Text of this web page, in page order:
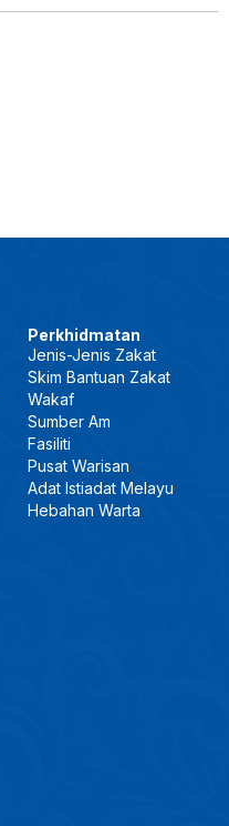
Perkhidmatan
Jenis-Jenis Zakat
Skim Bantuan Zakat
Wakaf
Sumber Am
Fasiliti
Pusat Warisan
Adat Istiadat Melayu
Hebahan Warta